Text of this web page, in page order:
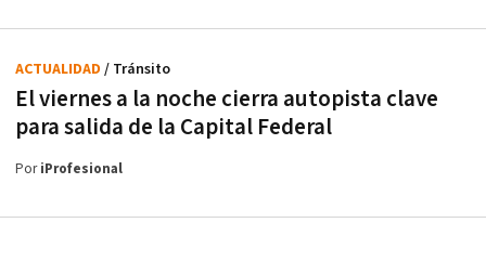
El viernes a la noche cierra autopista clave
para salida de la Capital Federal
ACTUALIDAD / Tránsito
PoriProfesional